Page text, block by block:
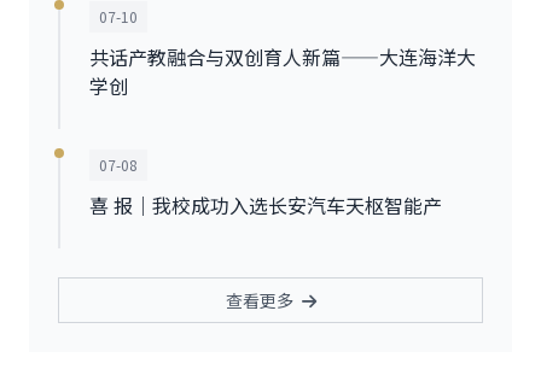
07-10
共话产教融合与双创育人新篇——大连海洋大
学创
07-08
喜 报｜我校成功入选长安汽车天枢智能产
查看更多